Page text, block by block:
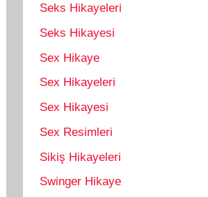
Seks Hikayeleri
Seks Hikayesi
Sex Hikaye
Sex Hikayeleri
Sex Hikayesi
Sex Resimleri
Sikiş Hikayeleri
Swinger Hikaye